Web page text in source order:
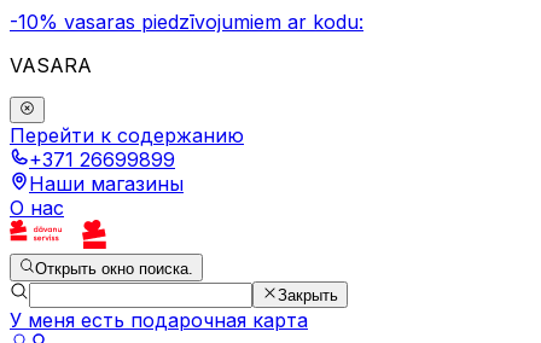
-10% vasaras piedzīvojumiem ar kodu:
VASARA
Перейти к содержанию
+371 26699899
Наши магазины
О нас
Открыть окно поиска.
Закрыть
У меня есть подарочная карта